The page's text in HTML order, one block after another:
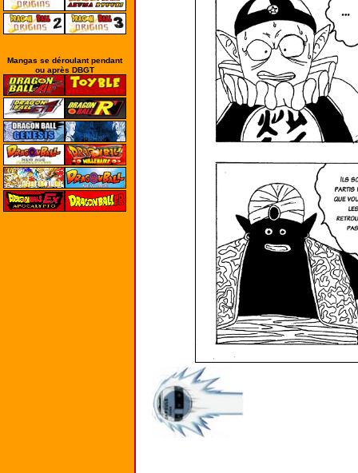
Mangas se déroulant pendant
ou après DBGT